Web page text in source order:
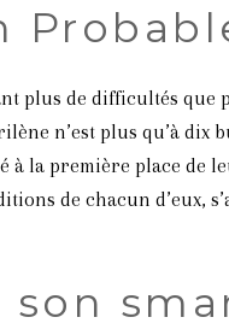
plus de difficultés
n’est plus qu’à
la première place de
de chacun d’eux,
son